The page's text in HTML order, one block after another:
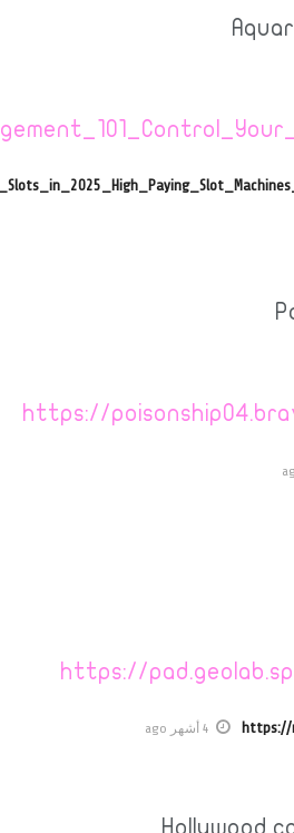
https://funsilo.date/wiki/
https://